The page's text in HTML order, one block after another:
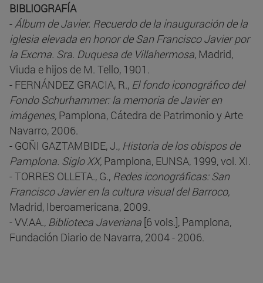
BIBLIOGRAFÍA
-Álbum de Javier. Recuerdo de la inauguración de la
iglesia elevada en honor de San Francisco Javier por
la Excma. Sra. Duquesa de Villahermosa, Madrid,
Viuda e hijos de M. Tello, 1901.
- FERNÁNDEZ GRACIA, R., El fondo iconográfico del
Fondo Schurhammer: la memoria de Javier en
imágenes, Pamplona, Cátedra de Patrimonio y Arte
Navarro, 2006.
- GOÑI GAZTAMBIDE, J., Historia de los obispos de
Pamplona. Siglo XX, Pamplona, EUNSA, 1999, vol. XI.
- TORRES OLLETA., G., Redes iconográficas: San
Francisco Javier en la cultura visual del Barroco,
Madrid, Iberoamericana, 2009.
- VV.AA., Biblioteca Javeriana [6 vols.], Pamplona,
Fundación Diario de Navarra, 2004 - 2006.